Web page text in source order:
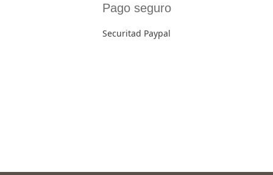
Pago seguro
Securitad Paypal